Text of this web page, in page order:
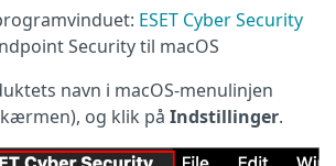
ESET Cyber Security
Security til macOS
navn i macOS-menulinjen
og klik på Indstillinger.